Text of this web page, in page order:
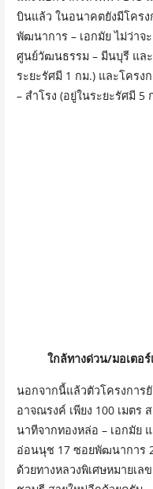
บินแล้ว ในอนาคตยังมีโคร
พัฒนาการ – เอกมัย ไม่ว่าจ
ศูนย์วัฒนธรรม – มีนบุรี แล
ระยะรัศมี 1 กม.) และโครง
– สำโรง (อยู่ในระยะรัศมี 5
ใกล้ทางด่วน/มอเตอร์
นอกจากนี้แล้วตัวโครงการ
อาจณรงค์ เพียง 100 เมตร
นาทีจากทองหล่อ – เอกมัย
อ่อนนุช 17 ซอยพัฒนาการ
ด้วยทางหลวงพิเศษหมายเล